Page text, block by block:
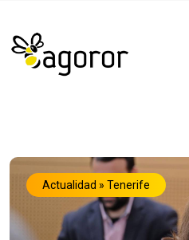
Actualidad » Tenerife